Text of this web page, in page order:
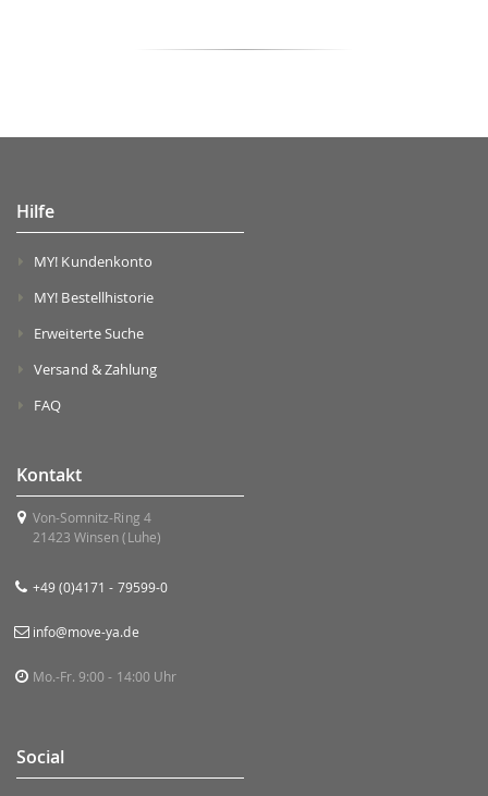
Hilfe
MY! Kundenkonto
MY! Bestellhistorie
Erweiterte Suche
Versand & Zahlung
FAQ
Kontakt
Von-Somnitz-Ring 4
21423 Winsen (Luhe)
+49 (0)4171 - 79599-0
info@move-ya.de
Mo.-Fr. 9:00 - 14:00 Uhr
Social